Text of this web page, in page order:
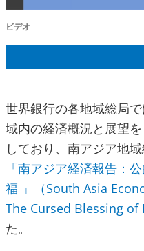
ビデオ
世界銀行の各地域総局
域内の経済概況と展望
しており、南アジア地
「南アジア経済報告：
福 」（South Asia
The Cursed Blessing of
た。